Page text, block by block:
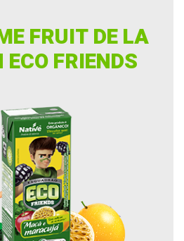
FRUIT DE LA
FRIENDS